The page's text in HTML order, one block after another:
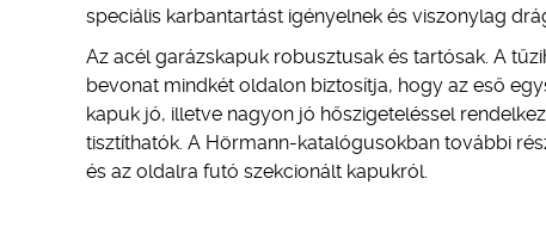
speciális karbantartást igényelnek és viszonylag
Az acél garázskapuk robusztusak és tartósak. A
bevonat mindkét oldalon biztosítja, hogy az eső
kapuk jó, illetve nagyon jó hőszigeteléssel
tisztíthatók. A Hörmann-katalógusokban további
és az oldalra futó szekcionált kapukról.